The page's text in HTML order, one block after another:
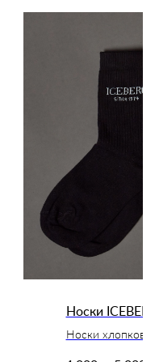
Носки ICEBERG
Носки хлопковые